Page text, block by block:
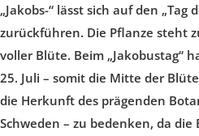
„Jakobs-“ lässt sich auf den „Tag
zurückführen. Die Pflanze steht
voller Blüte. Beim „Jakobustag“
25. Juli – somit die Mitte der
die Herkunft des prägenden
Schweden – zu bedenken, da